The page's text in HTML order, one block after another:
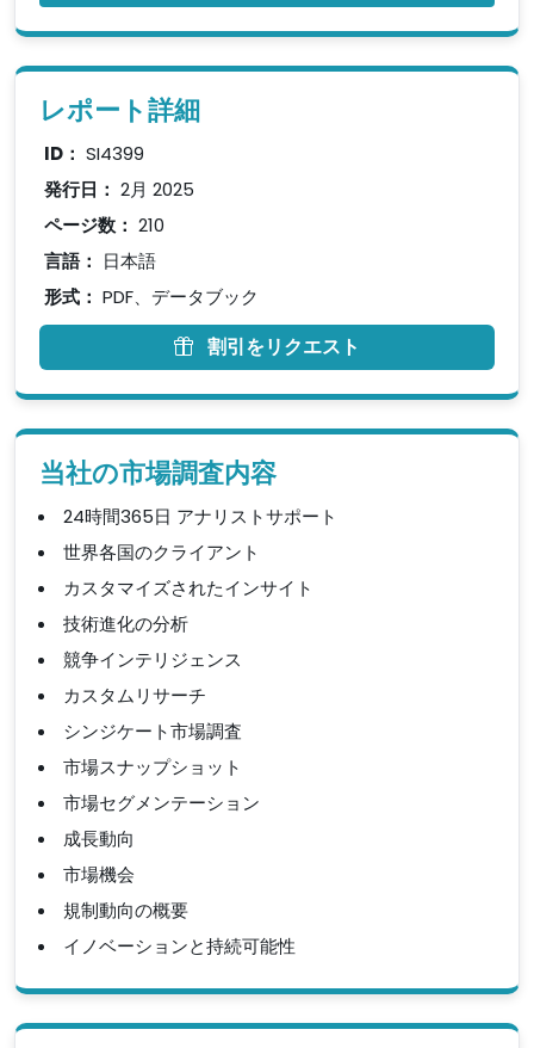
レポート詳細
ID： SI4399
発行日： 2月 2025
ページ数： 210
言語： 日本語
形式： PDF、データブック
割引をリクエスト
当社の市場調査内容
24時間365日 アナリストサポート
世界各国のクライアント
カスタマイズされたインサイト
技術進化の分析
競争インテリジェンス
カスタムリサーチ
シンジケート市場調査
市場スナップショット
市場セグメンテーション
成長動向
市場機会
規制動向の概要
イノベーションと持続可能性